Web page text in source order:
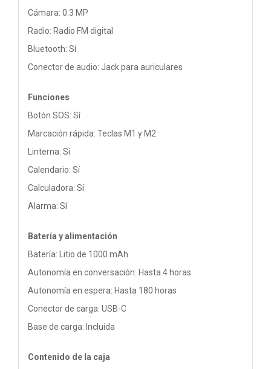
Cámara: 0.3 MP
Radio: Radio FM digital
Bluetooth: Sí
Conector de audio: Jack para auriculares
Funciones
Botón SOS: Sí
Marcación rápida: Teclas M1 y M2
Linterna: Sí
Calendario: Sí
Calculadora: Sí
Alarma: Sí
Batería y alimentación
Batería: Litio de 1000 mAh
Autonomía en conversación: Hasta 4 horas
Autonomía en espera: Hasta 180 horas
Conector de carga: USB-C
Base de carga: Incluida
Contenido de la caja